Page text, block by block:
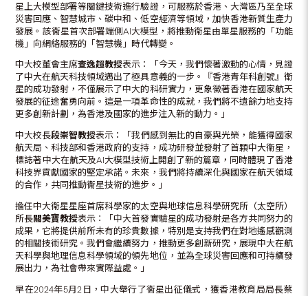
星上大模型部署等關鍵技術進行驗證，可服務於香港、大灣區乃至全球
災害回應、智慧城市、碳中和、低空經濟等領域，加快香港新質生產力
發展。該衞星首次部署端側AI大模型，將推動衞星由單星服務的「功能
機」向網絡服務的「智慧機」時代轉變。
中大校董會主席查逸超教授表示︰「今天，我們懷著激動的心情，見證
了中大在航天科技領域邁出了極具意義的一步。『香港青年科創號』衛
星的成功發射，不僅展示了中大的科研實力，更象徵著香港在國家航天
發展的征途奮勇向前。這是一項革命性的成就，我們將不遺餘力地支持
更多創新計劃，為香港及國家的進步注入新的動力。」
中大校長段崇智教授表示：「我們感到無比的自豪與光榮，能獲得國家
航天局、科技部和香港政府的支持，成功研發並發射了首顆中大衞星，
標誌著中大在航天及AI大模型技術上開創了新的篇章，同時體現了香港
科技界貢獻國家的堅定承諾。未來，我們將持續深化與國家在航天領域
的合作，共同推動衞星技術的進步。」
擔任中大衞星星座首席科學家的太空與地球信息科學研究所（太空所）
所長關美寶教授表示︰「中大首發實驗星的成功發射是各方共同努力的
成果，它將提供前所未有的珍貴數據，特別是支持我們在對地遙感觀測
的相關技術研究。我們會繼續努力，推動更多創新研究，展現中大在航
天科學與地理信息科學領域的領先地位，並為全球災害回應和可持續發
展出力，為社會帶來實際益處。」
早在2024年5月2日，中大舉行了衞星出征儀式，獲香港教育局局長蔡